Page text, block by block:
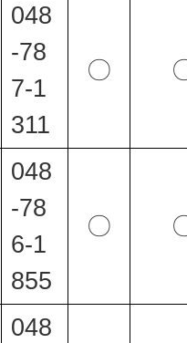
048
-78
7-1
311
〇
048
-78
6-1
855
〇
048